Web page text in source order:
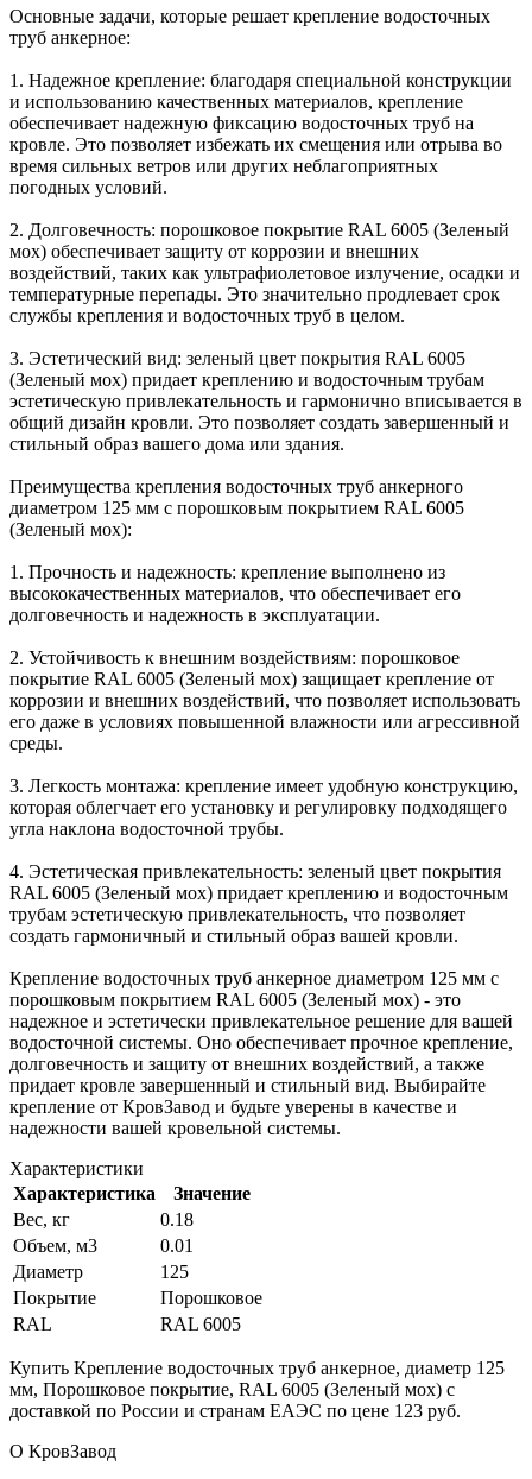
Основные задачи, которые решает крепление водосточных
труб анкерное:
1. Надежное крепление: благодаря специальной конструкции
и использованию качественных материалов, крепление
обеспечивает надежную фиксацию водосточных труб на
кровле. Это позволяет избежать их смещения или отрыва во
время сильных ветров или других неблагоприятных
погодных условий.
2. Долговечность: порошковое покрытие RAL 6005 (Зеленый
мох) обеспечивает защиту от коррозии и внешних
воздействий, таких как ультрафиолетовое излучение, осадки и
температурные перепады. Это значительно продлевает срок
службы крепления и водосточных труб в целом.
3. Эстетический вид: зеленый цвет покрытия RAL 6005
(Зеленый мох) придает креплению и водосточным трубам
эстетическую привлекательность и гармонично вписывается в
общий дизайн кровли. Это позволяет создать завершенный и
стильный образ вашего дома или здания.
Преимущества крепления водосточных труб анкерного
диаметром 125 мм с порошковым покрытием RAL 6005
(Зеленый мох):
1. Прочность и надежность: крепление выполнено из
высококачественных материалов, что обеспечивает его
долговечность и надежность в эксплуатации.
2. Устойчивость к внешним воздействиям: порошковое
покрытие RAL 6005 (Зеленый мох) защищает крепление от
коррозии и внешних воздействий, что позволяет использовать
его даже в условиях повышенной влажности или агрессивной
среды.
3. Легкость монтажа: крепление имеет удобную конструкцию,
которая облегчает его установку и регулировку подходящего
угла наклона водосточной трубы.
4. Эстетическая привлекательность: зеленый цвет покрытия
RAL 6005 (Зеленый мох) придает креплению и водосточным
трубам эстетическую привлекательность, что позволяет
создать гармоничный и стильный образ вашей кровли.
Крепление водосточных труб анкерное диаметром 125 мм с
порошковым покрытием RAL 6005 (Зеленый мох) - это
надежное и эстетически привлекательное решение для вашей
водосточной системы. Оно обеспечивает прочное крепление,
долговечность и защиту от внешних воздействий, а также
придает кровле завершенный и стильный вид. Выбирайте
крепление от КровЗавод и будьте уверены в качестве и
надежности вашей кровельной системы.
Характеристики
Характеристика
Значение
Вес, кг
0.18
Объем, м3
0.01
Диаметр
125
Покрытие
Порошковое
RAL
RAL 6005
Купить Крепление водосточных труб анкерное, диаметр 125
мм, Порошковое покрытие, RAL 6005 (Зеленый мох) с
доставкой по России и странам ЕАЭС по цене 123 руб.
О КровЗавод